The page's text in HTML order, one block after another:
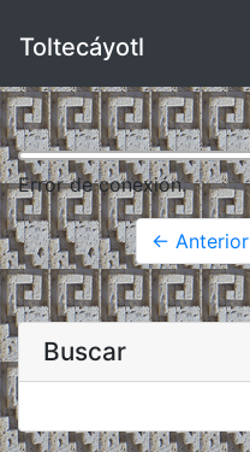
Toltecáyotl
Error de conexión.
← Anterior
Buscar